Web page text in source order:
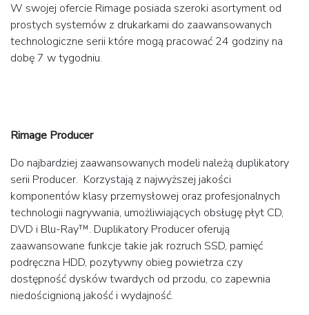
W swojej ofercie Rimage posiada szeroki asortyment od
prostych systemów z drukarkami do zaawansowanych
technologiczne serii które mogą pracować 24 godziny na
dobę 7 w tygodniu.
Rimage Producer
Do najbardziej zaawansowanych modeli należą duplikatory
serii Producer. Korzystają z najwyższej jakości
komponentów klasy przemysłowej oraz profesjonalnych
technologii nagrywania, umożliwiających obsługę płyt CD,
DVD i Blu-Ray™. Duplikatory Producer oferują
zaawansowane funkcje takie jak rozruch SSD, pamięć
podręczna HDD, pozytywny obieg powietrza czy
dostępność dysków twardych od przodu, co zapewnia
niedoścignioną jakość i wydajność.